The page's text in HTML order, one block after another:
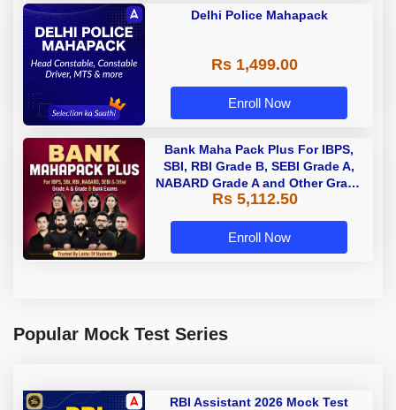
Delhi Police Mahapack
Rs 1,499.00
Enroll Now
Bank Maha Pack Plus For IBPS,
SBI, RBI Grade B, SEBI Grade A,
NABARD Grade A and Other Grade
A & Grade B Bank Exams
Rs 5,112.50
Enroll Now
Popular Mock Test Series
RBI Assistant 2026 Mock Test